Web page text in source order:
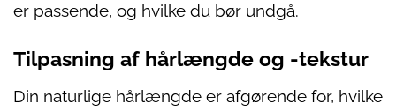
er passende, og hvilke du bør undgå.
Tilpasning af hårlængde og -tekstur
Din naturlige hårlængde er afgørende for, hvilke